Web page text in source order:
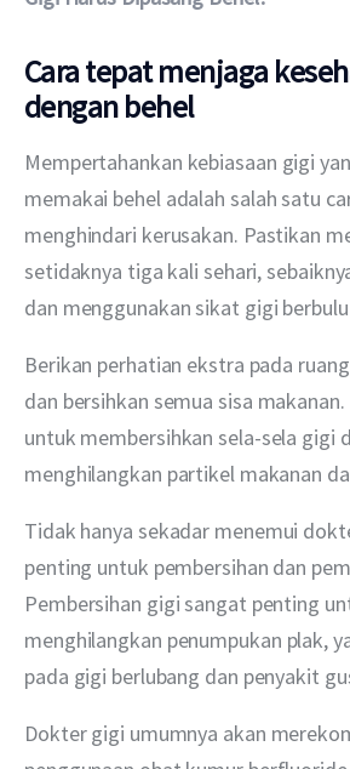
Cara tepat menjaga
dengan behel
Mempertahankan kebiasaan gigi
memakai behel adalah salah satu
menghindari kerusakan. Pastikan
setidaknya tiga kali sehari,
dan menggunakan sikat gigi
Berikan perhatian ekstra pada
dan bersihkan semua sisa
untuk membersihkan sela-sela gigi
menghilangkan partikel makanan
Tidak hanya sekadar menemui
penting untuk pembersihan dan
Pembersihan gigi sangat penting
menghilangkan penumpukan plak,
pada gigi berlubang dan penyakit
Dokter gigi umumnya akan